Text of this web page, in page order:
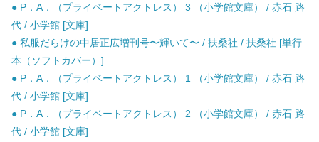
● P．A．（プライベートアクトレス） 3 （小学館文庫） / 赤石 路
代 / 小学館 [文庫]
● 私服だらけの中居正広増刊号〜輝いて〜 / 扶桑社 / 扶桑社 [単行
本（ソフトカバー）]
● P．A．（プライベートアクトレス） 1 （小学館文庫） / 赤石 路
代 / 小学館 [文庫]
● P．A．（プライベートアクトレス） 2 （小学館文庫） / 赤石 路
代 / 小学館 [文庫]